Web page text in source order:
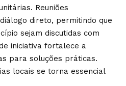
Reuniões
direto, permitindo que
sejam discutidas com
iniciativa fortalece a
para soluções práticas.
locais se torna essencial